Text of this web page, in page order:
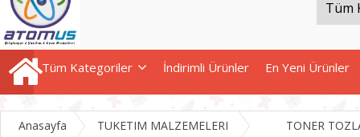
Tüm Kategoriler İndirimli Ürünler En Yeni Ürünler
Anasayfa TUKETIM MALZEMELERI TONER